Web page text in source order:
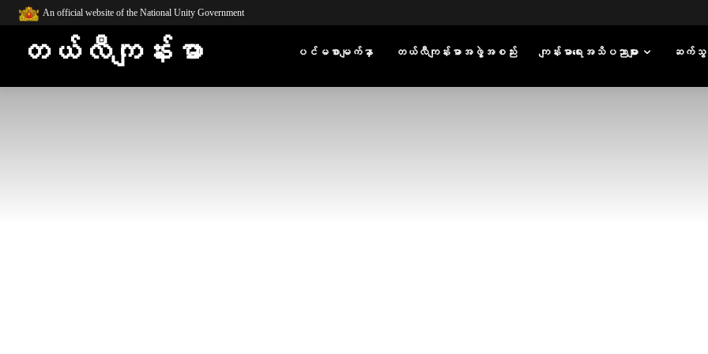
An official website of the National Unity Government
တယ်လီကျန်းမာ ပင်မစာမျက်နှာ တယ်လီကျန်းမာအဖွဲ့အစည်း ကျန်းမာရေးအသိပညာများ ဆက်